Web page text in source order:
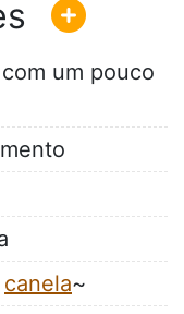
um pouco
canela~